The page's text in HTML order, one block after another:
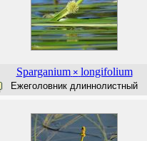
Sparganium × longifolium
Ежеголовник длиннолистный